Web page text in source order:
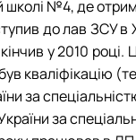
-
центр
школі №4, де
до лав ЗСУ
у 2010
кваліфікацію
за
за